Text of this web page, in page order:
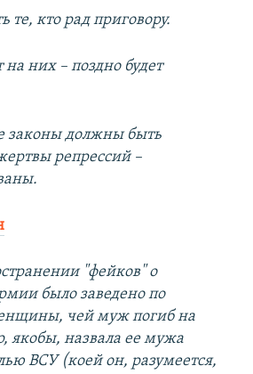
те, кто рад приговору.
на них – поздно будет
законы должны быть
репрессий –
"фейков" о
было заведено по
чей муж погиб на
якобы, назвала ее мужа
ВСУ (коей он, разумеется,